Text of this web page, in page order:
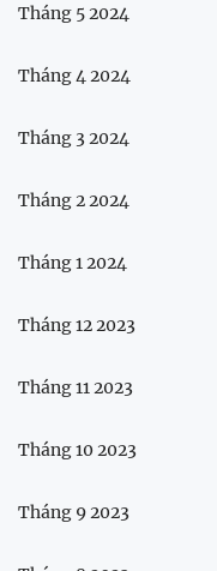
Tháng 5 2024
Tháng 4 2024
Tháng 3 2024
Tháng 2 2024
Tháng 1 2024
Tháng 12 2023
Tháng 11 2023
Tháng 10 2023
Tháng 9 2023